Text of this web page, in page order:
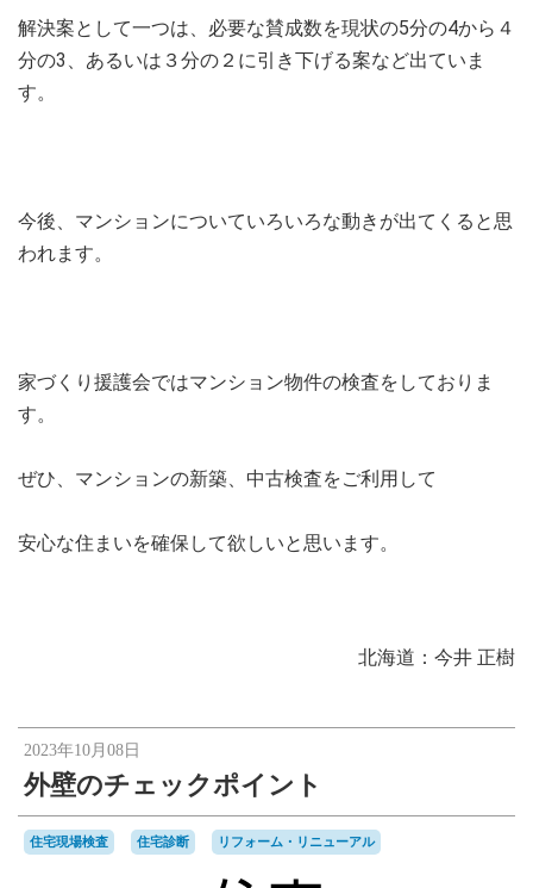
解決案として一つは、必要な賛成数を現状の5分の4から４
分の3、あるいは３分の２に引き下げる案など出ていま
す。
今後、マンションについていろいろな動きが出てくると思
われます。
家づくり援護会ではマンション物件の検査をしておりま
す。
ぜひ、マンションの新築、中古検査をご利用して
安心な住まいを確保して欲しいと思います。
北海道：今井 正樹
2023年10月08日
外壁のチェックポイント
住宅現場検査 住宅診断 リフォーム・リニューアル